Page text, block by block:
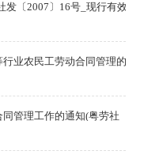
〔2007〕16号_现行有效)
业农民工劳动合同管理的通
管理工作的通知(粤劳社〔